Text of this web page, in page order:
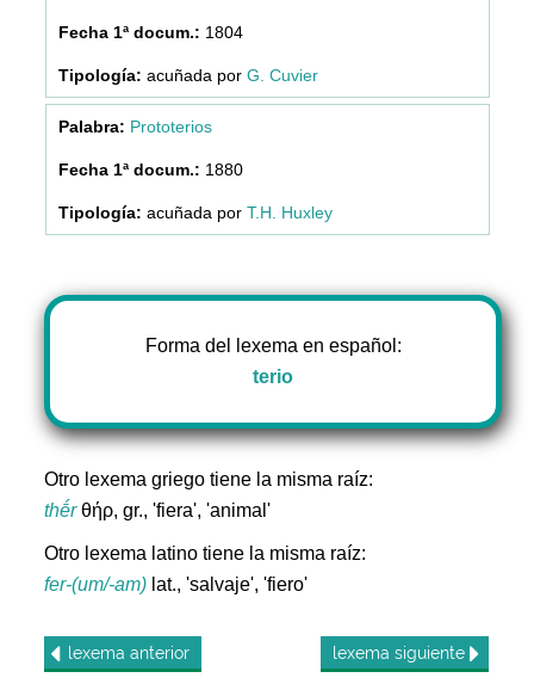
1804
acuñada por G. Cuvier
Prototerios
1880
acuñada por T.H. Huxley
Forma del lexema en español:
terio
Otro lexema griego tiene la misma raíz:
thḗrθήρ, gr., 'fiera', 'animal'
Otro lexema latino tiene la misma raíz:
fer-(um/-am) lat., 'salvaje', 'fiero'
lexema anterior lexema siguiente